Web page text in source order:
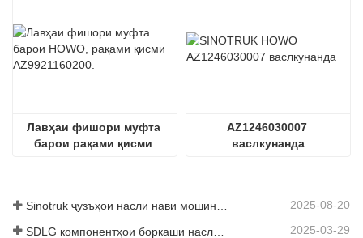
Лавҳаи фишори муфта
барои рақами қисми
AZ1246030007
васлкунанда
Sinotruk ҷузъҳои насли нави мошинҳои боркаш: баланд бардоштани самаранокӣ ва эътимоднокии логистикаи ҷаҳонӣ 2025-08-20
2025-03-29